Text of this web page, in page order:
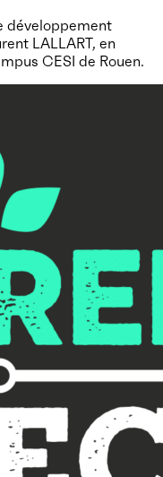
développement
LALLART, en
CESI de Rouen.